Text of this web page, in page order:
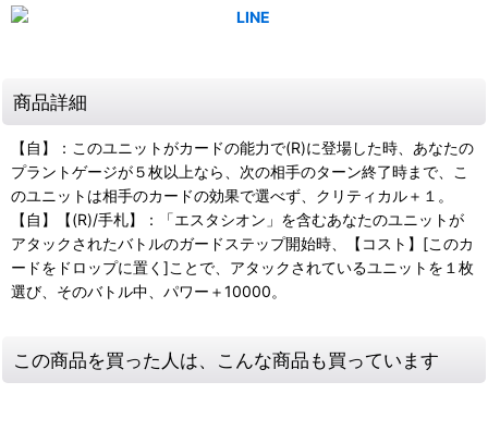
商品詳細
【自】：このユニットがカードの能力で(R)に登場した時、あなたの
プラントゲージが５枚以上なら、次の相手のターン終了時まで、こ
のユニットは相手のカードの効果で選べず、クリティカル＋１。
【自】【(R)/手札】：「エスタシオン」を含むあなたのユニットが
アタックされたバトルのガードステップ開始時、【コスト】[このカ
ードをドロップに置く]ことで、アタックされているユニットを１枚
選び、そのバトル中、パワー＋10000。
この商品を買った人は、こんな商品も買っています